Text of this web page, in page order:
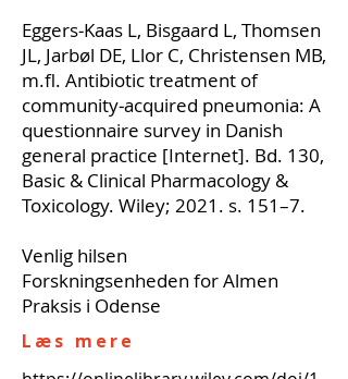
Eggers‐Kaas L, Bisgaard L, Thomsen
JL, Jarbøl DE, Llor C, Christensen MB,
m.fl. Antibiotic treatment of
community‐acquired pneumonia: A
questionnaire survey in Danish
general practice [Internet]. Bd. 130,
Basic & Clinical Pharmacology &
Toxicology. Wiley; 2021. s. 151–7.
Venlig hilsen
Forskningsenheden for Almen
Praksis i Odense
Læs mere